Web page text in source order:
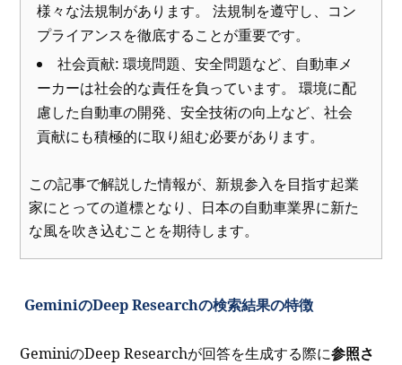
様々な法規制があります。 法規制を遵守し、コン
プライアンスを徹底することが重要です。
社会貢献: 環境問題、安全問題など、自動車メ
ーカーは社会的な責任を負っています。 環境に配
慮した自動車の開発、安全技術の向上など、社会
貢献にも積極的に取り組む必要があります。
この記事で解説した情報が、新規参入を目指す起業
家にとっての道標となり、日本の自動車業界に新た
な風を吹き込むことを期待します。
GeminiのDeep Researchの検索結果の特徴
GeminiのDeep Researchが回答を生成する際に参照さ